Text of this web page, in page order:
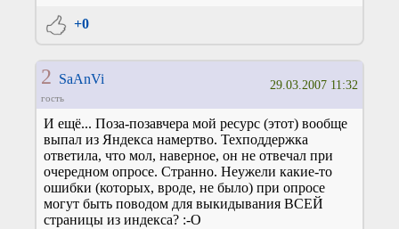
+0
2 SaAnVi
гость
29.03.2007 11:32
И ещё... Поза-позавчера мой ресурс (этот) вообще
выпал из Яндекса намертво. Техподдержка
ответила, что мол, наверное, он не отвечал при
очередном опросе. Странно. Неужели какие-то
ошибки (которых, вроде, не было) при опросе
могут быть поводом для выкидывания ВСЕЙ
страницы из индекса? :-О